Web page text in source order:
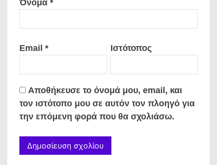
Όνομα *
Email * Ιστότοπος
Αποθήκευσε το όνομά μου, email, και
τον ιστότοπο μου σε αυτόν τον πλοηγό για
την επόμενη φορά που θα σχολιάσω.